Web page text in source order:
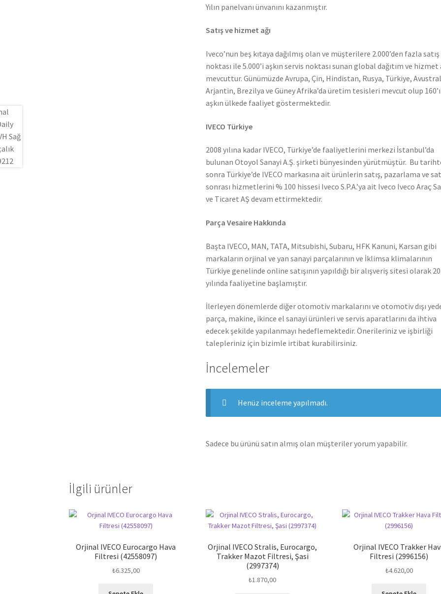
Yılın panelvanı ünvanını kazanmıştır.
Satış ve hizmet ağı
Iveco’nun beş kıtaya dağılmış olan ve müşterilere 2.000’den fazla satış
noktası ile 5.000’i aşkın servis noktası sunan global dağıtım ve hizmet
mevcuttur. Günümüzde Avrupa, Çin, Hindistan, Rusya, Türkiye,
Arjantin, Brezilya ve Güney Afrika’da üretim tesisleri mevcut olup 160’ı
aşkın ülkede faaliyet göstermektedir.
IVECO Türkiye
2008 yılına kadar IVECO, Türkiye’de faaliyetlerini merkezi İstanbul’da
bulunan Otoyol Sanayi A.Ş. şirketi bünyesinden yürütmüştür. Bu
sonra Türkiye’de IVECO markasına ait ürünlerin satış, pazarlama ve
sonrası hizmetlerini % 100 hissesi Iveco S.P.A.’ya ait Iveco Iveco Araç
ve Ticaret AŞ devam ettirmektedir.
Parça Vesaire Hakkında
Başta IVECO, MAN, TATA, Mitsubishi, Subaru, HFK Kanuni, Karsan gibi
markaların orjinal ve yan sanayi parçalarının ve İklimsa klimalarının
Türkiye genelinde online satışının yapıldığı bir alışveriş sitesi olarak
yılında faaliyetine başlamıştır.
İlerleyen dönemlerde diğer otomotiv markalarını ve otomotiv dışı
parça, makine, ikince el sanayi ürünleri ve servis aparatlarını da ihtiva
edecek şekilde yapılanmayı hedeflemektedir. Önerileriniz ve işbirliği
talepleriniz için bizimle irtibat kurabilirsiniz.
İncelemeler
Henüz inceleme yapılmadı.
Sadece bu ürünü satın almış olan müşteriler yorum yapabilir.
İlgili ürünler
Orjinal IVECO Eurocargo Hava
Filtresi (42558097)
₺6.325,00
Orjinal IVECO Stralis, Eurocargo,
Trakker Mazot Filtresi, Şasi
(2997374)
₺1.870,00
Orjinal IVECO Trakker
Filtresi (2996156)
₺4.620,00